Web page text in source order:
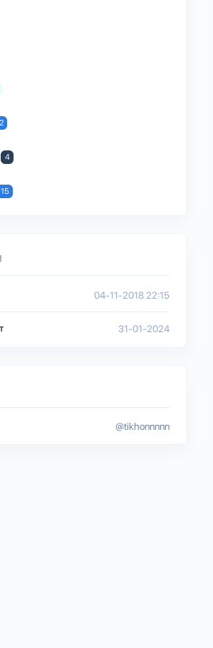
2
4
15
04-11-2018 22:15
31-01-2024
@tikhonnnnn